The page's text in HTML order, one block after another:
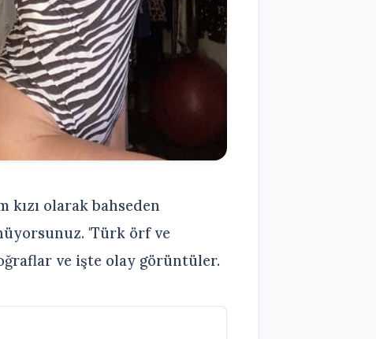
kızı olarak bahseden
'Türk örf ve
ve işte olay görüntüler.